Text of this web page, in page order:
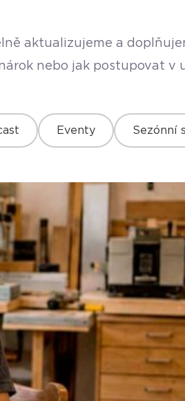
aktualizujeme a
nebo jak postupovat v
Eventy Sezónní